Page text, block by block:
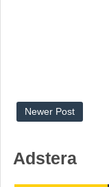
Newer Post
Adstera